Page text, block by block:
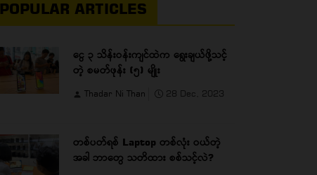
POPULAR ARTICLES
ငွေ ၃ သိန်းဝန်းကျင်ထဲက ရွေးချယ်ဖို့သင့်
တဲ့ စမတ်ဖုန်း (၅) မျိုး
Thadar Ni Than 28 Dec, 2023
တစ်ပတ်ရစ် Laptop တစ်လုံး ဝယ်တဲ့
အခါ ဘာတွေ သတိထား စစ်သင့်လဲ?